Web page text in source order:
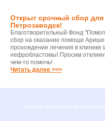
Открыт срочный сбор
Петрозаводск!
Благотворительный Фонд
сбор на оказание помощи Арише
прохождение лечения в клинике
нефробластомы! Просим
чем-то помочь!
Читать далее >>>
проект создан по